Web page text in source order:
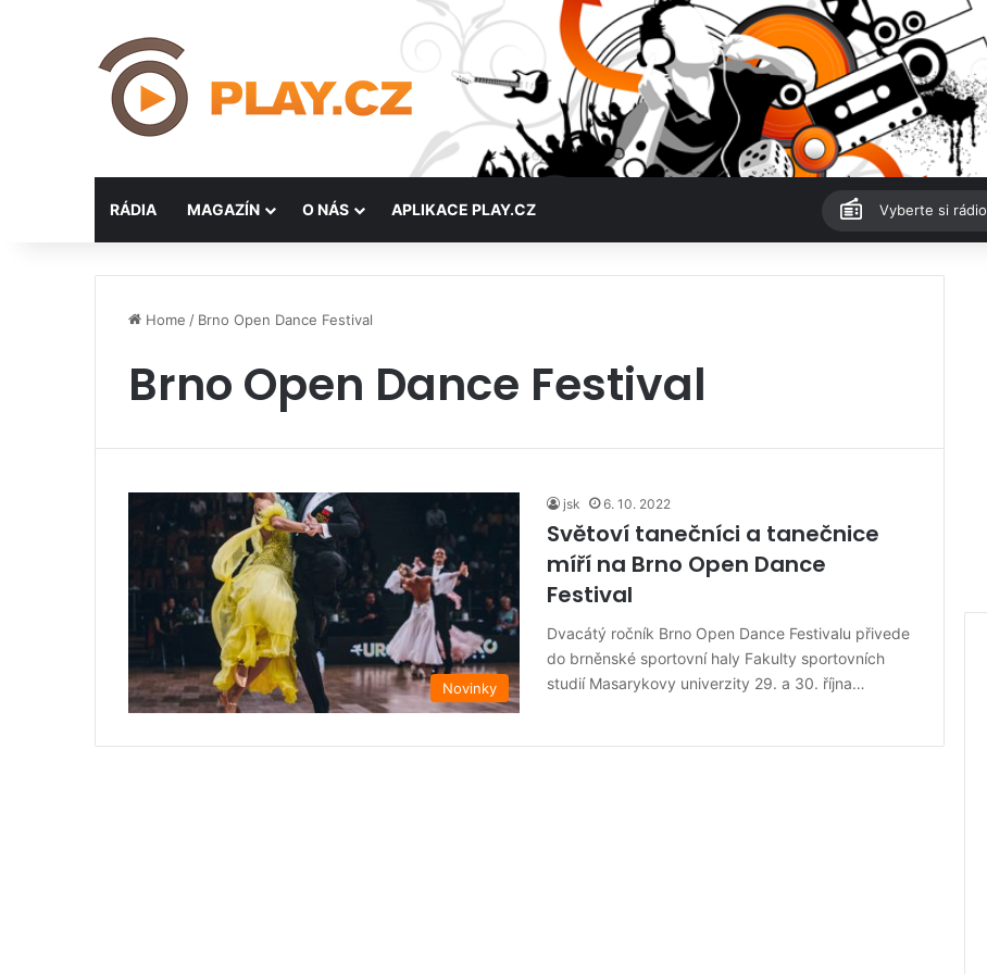
RÁDIA MAGAZÍN O NÁS APLIKACE PLAY.CZ Vyberte si rádio
Home / Brno Open Dance Festival
Brno Open Dance Festival
Novinky
jsk 6. 10. 2022
Světoví tanečníci a tanečnice
míří na Brno Open Dance
Festival
Dvacátý ročník Brno Open Dance Festivalu přivede
do brněnské sportovní haly Fakulty sportovních
studií Masarykovy univerzity 29. a 30. října…